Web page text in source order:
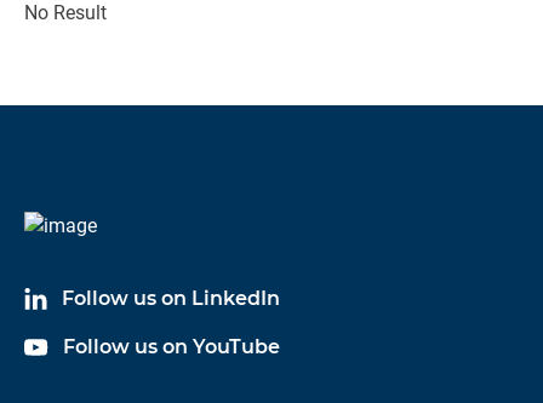
No Result
Follow us on LinkedIn
Follow us on YouTube